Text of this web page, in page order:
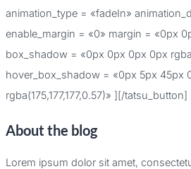
animation_type = «fadeIn»
enable_margin = «0» margin = «0px
box_shadow = «0px 0px 0px 0px
hover_box_shadow = «0px 5px 45px
rgba(175,177,177,0.57)» ][/tatsu_button]
About the blog
Lorem ipsum dolor sit amet,